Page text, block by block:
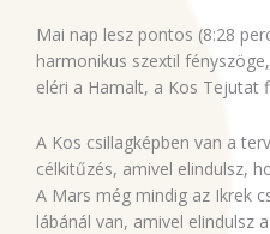
Mai nap lesz pontos (8:28
harmonikus szextil
eléri a Hamalt, a Kos Tejutat
A Kos csillagképben van a
célkitűzés, amivel elindulsz,
A Mars még mindig az Ikrek
lábánál van, amivel elindulsz